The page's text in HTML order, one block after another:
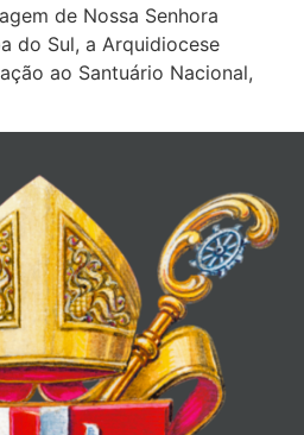
de Nossa Senhora
do Sul, a Arquidiocese
ao Santuário Nacional,